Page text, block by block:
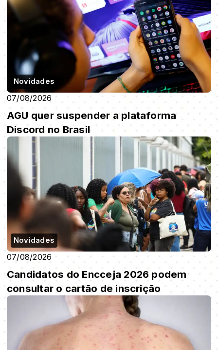
Novidades
07/08/2026
AGU quer suspender a plataforma
Discord no Brasil
Novidades
07/08/2026
Candidatos do Encceja 2026 podem
consultar o cartão de inscrição